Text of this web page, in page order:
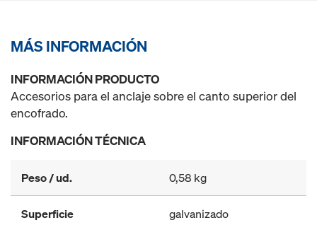
MÁS INFORMACIÓN
INFORMACIÓN PRODUCTO
Accesorios para el anclaje sobre el canto superior del
encofrado.
INFORMACIÓN TÉCNICA
Peso / ud. 0,58 kg
Superficie galvanizado